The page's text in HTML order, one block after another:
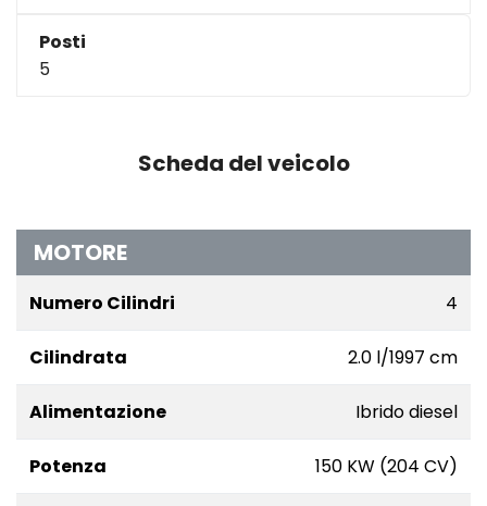
Posti
5
Scheda del veicolo
MOTORE
Numero Cilindri 4
Cilindrata 2.0 l/1997 cm
Alimentazione Ibrido diesel
Potenza 150 KW (204 CV)